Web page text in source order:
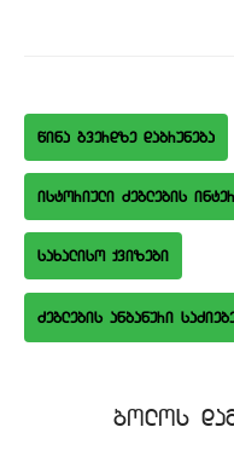
wina gverdze dabruneba
istoriuli Zeglebis
saxaliso qvizebi
bolos